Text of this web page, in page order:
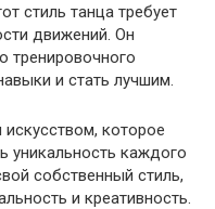
стиль танца требует
движений. Он
тренировочного
и стать лучшим.
которое
уникальность каждого
собственный стиль,
и креативность.